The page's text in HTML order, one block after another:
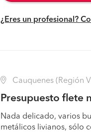
¿Eres un profesional?
Cauquenes (Región
Presupuesto flete
Nada delicado, varios
metálicos livianos, sólo